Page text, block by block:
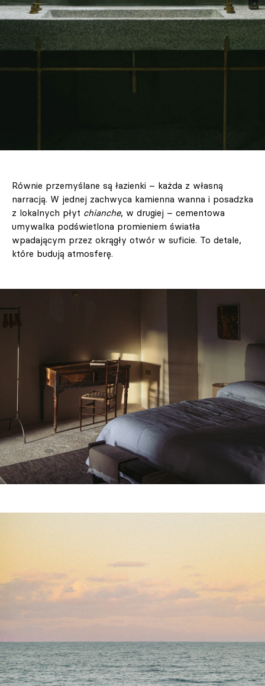
Równie przemyślane są łazienki – każda z własną
narracją. W jednej zachwyca kamienna wanna i posadzka
z lokalnych płyt chianche, w drugiej – cementowa
umywalka podświetlona promieniem światła
wpadającym przez okrągły otwór w suficie. To detale,
które budują atmosferę.